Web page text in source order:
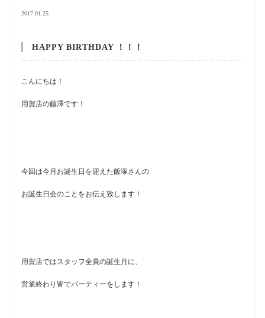
2017.01.25
HAPPY BIRTHDAY ！！！
こんにちは！
用賀店の藤澤です！
今回は今月お誕生日を迎えた飯塚さんの
お誕生日会のことをお伝え致します！
用賀店ではスタッフ全員の誕生月に、
営業終わり皆でパーティーをします！